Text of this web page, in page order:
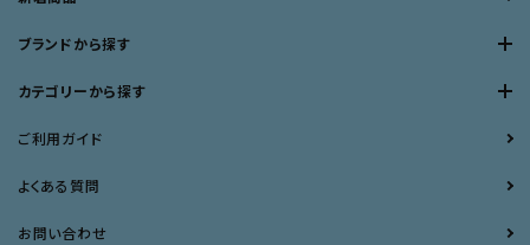
ブランドから探す
カテゴリーから探す
ご利用ガイド
よくある質問
お問い合わせ